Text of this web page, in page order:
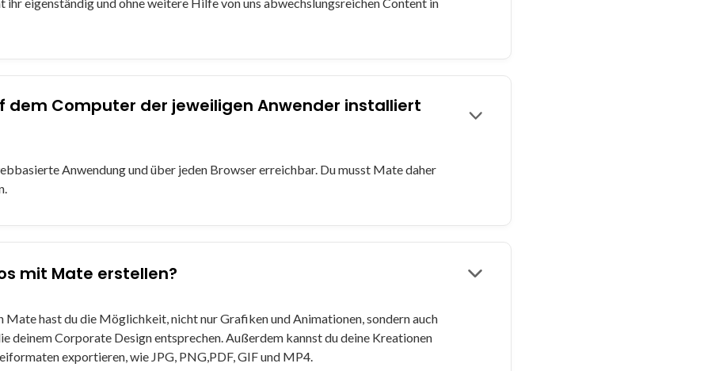
dem Computer der jeweiligen Anwender installiert
Anwendung und über jeden Browser erreichbar. Du musst Mate daher
mit Mate erstellen?
Mate hast du die Möglichkeit, nicht nur Grafiken und Animationen, sondern auch
deinem Corporate Design entsprechen. Außerdem kannst du deine Kreationen
exportieren, wie JPG, PNG,PDF, GIF und MP4.